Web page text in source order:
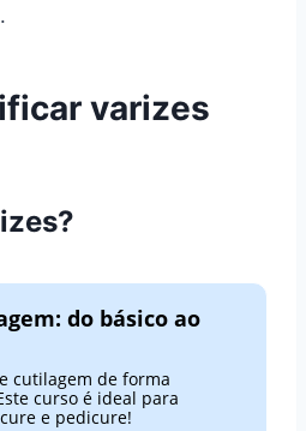
varizes
do básico ao
cutilagem de forma
curso é ideal para
e pedicure!